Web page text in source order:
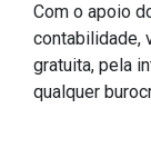
Com o apoio
contabilidade,
gratuita, pela
qualquer